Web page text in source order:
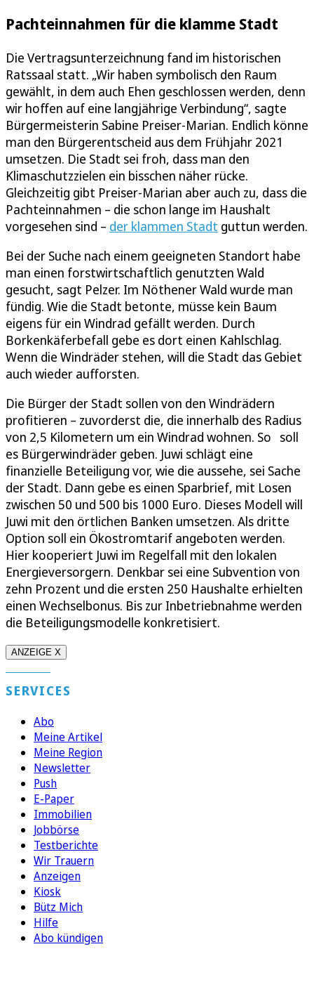
Pachteinnahmen für die klamme Stadt
Die Vertragsunterzeichnung fand im historischen
Ratssaal statt. „Wir haben symbolisch den Raum
gewählt, in dem auch Ehen geschlossen werden, denn
wir hoffen auf eine langjährige Verbindung“, sagte
Bürgermeisterin Sabine Preiser-Marian. Endlich könne
man den Bürgerentscheid aus dem Frühjahr 2021
umsetzen. Die Stadt sei froh, dass man den
Klimaschutzzielen ein bisschen näher rücke.
Gleichzeitig gibt Preiser-Marian aber auch zu, dass die
Pachteinnahmen – die schon lange im Haushalt
vorgesehen sind – der klammen Stadt guttun werden.
Bei der Suche nach einem geeigneten Standort habe
man einen forstwirtschaftlich genutzten Wald
gesucht, sagt Pelzer. Im Nöthener Wald wurde man
fündig. Wie die Stadt betonte, müsse kein Baum
eigens für ein Windrad gefällt werden. Durch
Borkenkäferbefall gebe es dort einen Kahlschlag.
Wenn die Windräder stehen, will die Stadt das Gebiet
auch wieder aufforsten.
Die Bürger der Stadt sollen von den Windrädern
profitieren – zuvorderst die, die innerhalb des Radius
von 2,5 Kilometern um ein Windrad wohnen. So soll
es Bürgerwindräder geben. Juwi schlägt eine
finanzielle Beteiligung vor, wie die aussehe, sei Sache
der Stadt. Dann gebe es einen Sparbrief, mit Losen
zwischen 50 und 500 bis 1000 Euro. Dieses Modell will
Juwi mit den örtlichen Banken umsetzen. Als dritte
Option soll ein Ökostromtarif angeboten werden.
Hier kooperiert Juwi im Regelfall mit den lokalen
Energieversorgern. Denkbar sei eine Subvention von
zehn Prozent und die ersten 250 Haushalte erhielten
einen Wechselbonus. Bis zur Inbetriebnahme werden
die Beteiligungsmodelle konkretisiert.
ANZEIGE X
SERVICES
Abo
Meine Artikel
Meine Region
Newsletter
Push
E-Paper
Immobilien
Jobbörse
Testberichte
Wir Trauern
Anzeigen
Kiosk
Bütz Mich
Hilfe
Abo kündigen